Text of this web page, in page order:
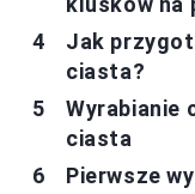
Jak
ciasta?
Wyrabianie
ciasta
Pierwsze